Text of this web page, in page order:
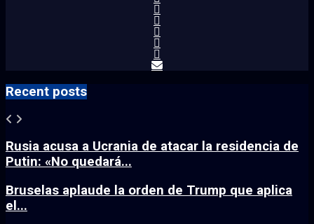
Recent posts
Rusia acusa a Ucrania de atacar la residencia de
Putin: «No quedará...
Bruselas aplaude la orden de Trump que aplica
el...